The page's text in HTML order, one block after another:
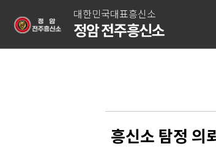
대한민국대표흥신소
정암 전주흥신소
흥신소 탐정 의